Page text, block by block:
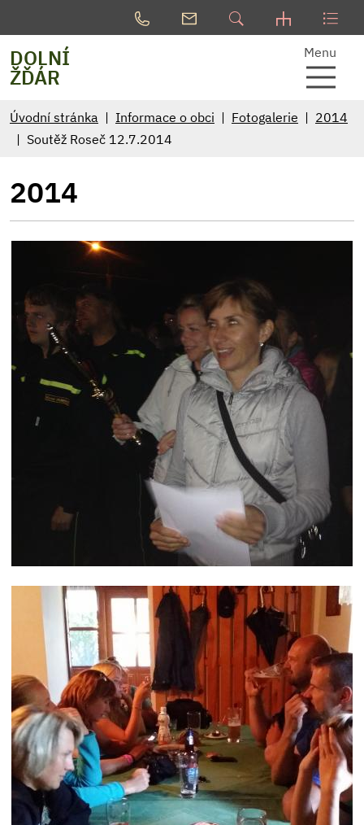
DOLNÍ
ŽĎÁR
Menu
Úvodní stránka Informace o obci Fotogalerie
2014
Soutěž Roseč 12.7.2014
2014